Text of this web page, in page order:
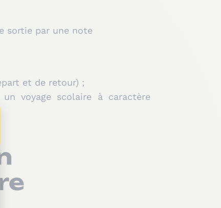
sortie par une note
et de retour) ;
voyage scolaire à caractère